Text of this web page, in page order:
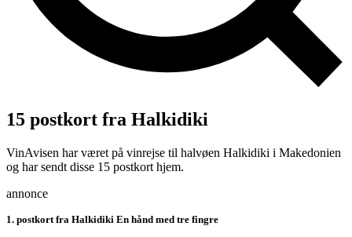
15 postkort fra Halkidiki
VinAvisen har været på vinrejse til halvøen Halkidiki i Makedonien
og har sendt disse 15 postkort hjem.
annonce
1. postkort fra Halkidiki En hånd med tre fingre